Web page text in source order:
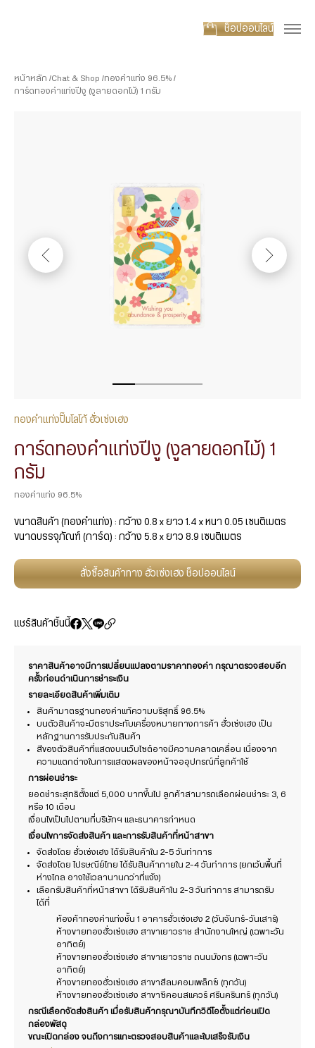
ช็อปออนไลน์
หน้าหลัก Chat & Shop
ทองคำแท่ง 96.5%
การ์ดทองคำแท่งปีงู (งูลายดอกไม้) 1 กรัม
ทองคำแท่งปั๊มโลโก้ ฮั่วเซ่งเฮง
การ์ดทองคำแท่งปีงู (งูลายดอกไม้) 1
กรัม
ทองคำแท่ง 96.5%
ขนาดสินค้า (ทองคำแท่ง) : กว้าง 0.8 x ยาว 1.4 x หนา 0.05 เซนติเมตร
ขนาดบรรจุภัณฑ์ (การ์ด) : กว้าง 5.8 x ยาว 8.9 เซนติเมตร
สั่งซื้อสินค้าทาง ฮั่วเซ่งเฮง ช็อปออนไลน์
แชร์สินค้าชิ้นนี้
ราคาสินค้าอาจมีการเปลี่ยนแปลงตามราคาทองคำ กรุณาตรวจสอบอีก
ครั้งก่อนดำเนินการชำระเงิน
รายละเอียดสินค้าเพิ่มเติม
สินค้ามาตรฐานทองคำแท้ความบริสุทธิ์ 96.5%
บนตัวสินค้าจะมีตราประทับเครื่องหมายทางการค้า ฮั่วเซ่งเฮง เป็น
หลักฐานการรับประกันสินค้า
สีของตัวสินค้าที่แสดงบนเว็บไซต์อาจมีความคลาดเคลื่อน เนื่องจาก
ความแตกต่างในการแสดงผลของหน้าจออุปกรณ์ที่ลูกค้าใช้
การผ่อนชำระ
ยอดชำระสุทธิตั้งแต่ 5,000 บาทขึ้นไป ลูกค้าสามารถเลือกผ่อนชำระ 3, 6
หรือ 10 เดือน
เงื่อนไขเป็นไปตามที่บริษัทฯ และธนาคารกำหนด
เงื่อนไขการจัดส่งสินค้า และการรับสินค้าที่หน้าสาขา
จัดส่งโดย ฮั่วเซ่งเฮง ได้รับสินค้าใน 2-5 วันทำการ
จัดส่งโดย ไปรษณีย์ไทย ได้รับสินค้าภายใน 2-4 วันทำการ (ยกเว้นพื้นที่
ห่างไกล อาจใช้เวลานานกว่าที่แจ้ง)
เลือกรับสินค้าที่หน้าสาขา ได้รับสินค้าใน 2-3 วันทำการ สามารถรับ
ได้ที่
ห้องค้าทองคำแท่งชั้น 1 อาคารฮั่วเซ่งเฮง 2 (วันจันทร์-วันเสาร์)
ห้างขายทองฮั่วเซ่งเฮง สาขาเยาวราช สำนักงานใหญ่ (เฉพาะวัน
อาทิตย์)
ห้างขายทองฮั่วเซ่งเฮง สาขาเยาวราช ถนนมังกร (เฉพาะวัน
อาทิตย์)
ห้างขายทองฮั่วเซ่งเฮง สาขาสีลมคอมเพล็กซ์ (ทุกวัน)
ห้างขายทองฮั่วเซ่งเฮง สาขาซีคอนสแควร์ ศรีนครินทร์ (ทุกวัน)
กรณีเลือกจัดส่งสินค้า เมื่อรับสินค้ากรุณาบันทึกวิดีโอตั้งแต่ก่อนเปิด
กล่องพัสดุ
ขณะเปิดกล่อง จนถึงการแกะตรวจสอบสินค้าและใบเสร็จรับเงิน